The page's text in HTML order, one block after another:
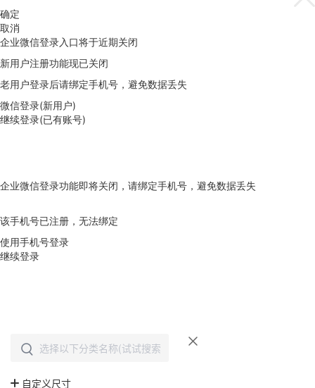
确定
取消
企业微信登录入口将于近期关闭
新用户注册功能现已关闭
老用户登录后请绑定手机号，避免数据丢失
微信登录(新用户)
继续登录(已有账号)
企业微信登录功能即将关闭，请绑定手机号，避免数据丢失
该手机号已注册，无法绑定
使用手机号登录
继续登录